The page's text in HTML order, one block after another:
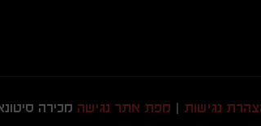
נגישות | מפת אתר נגישה מכירה